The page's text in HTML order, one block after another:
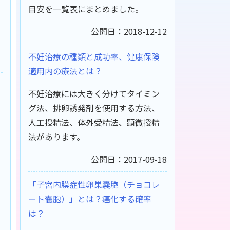
目安を一覧表にまとめました。
公開日：2018-12-12
不妊治療の種類と成功率、健康保険
適用内の療法とは？
不妊治療には大きく分けてタイミン
グ法、排卵誘発剤を使用する方法、
人工授精法、体外受精法、顕微授精
法があります。
公開日：2017-09-18
「子宮内膜症性卵巣嚢胞（チョコレ
ート嚢胞）」とは？癌化する確率
は？